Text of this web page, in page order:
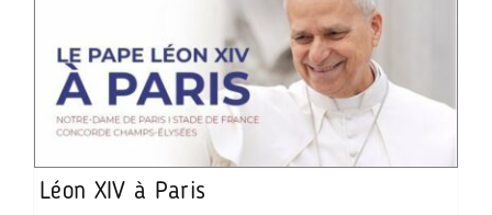
Léon XIV à Paris